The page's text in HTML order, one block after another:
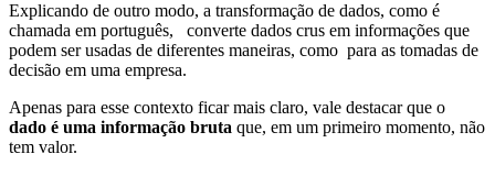
Explicando de outro modo, a transformação de dados, como é
chamada em português, converte dados crus em informações que
podem ser usadas de diferentes maneiras, como para as tomadas de
decisão em uma empresa.
Apenas para esse contexto ficar mais claro, vale destacar que o
dado é uma informação bruta que, em um primeiro momento, não
tem valor.